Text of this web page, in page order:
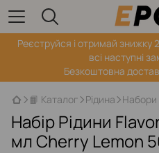
Реєструйся і отримай знижку
всі наступні
Безкоштовна
📙 Каталог Рідина Набори
Набір Рідини
мл Cherry Lemon